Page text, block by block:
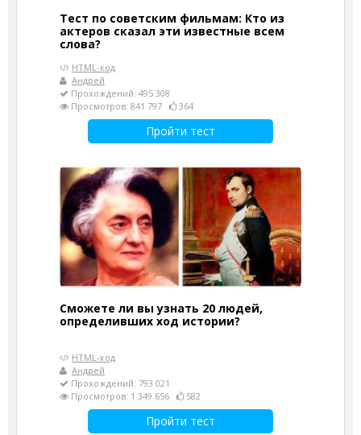
Тест по советским фильмам: Кто из
актеров сказал эти известные всем
слова?
HTML-код
Андрей
Прохождений: 495 308
Просмотров: 841 797
364
Пройти тест
Сможете ли вы узнать 20 людей,
определивших ход истории?
HTML-код
Андрей
Прохождений: 793 021
Просмотров: 1 349 656
582
Пройти тест